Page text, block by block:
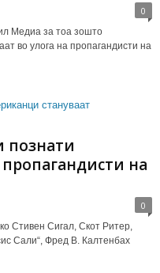
0
Медиа за тоа зошто
во улога на пропагандисти на
познати
на
0
Стивен Сигал, Скот Ритер,
Сали“, Фред В. Калтенбах